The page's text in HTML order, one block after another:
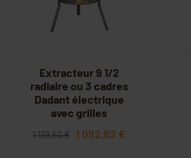
Extracteur 9 1/2
radiaire ou 3 cadres
Dadant électrique
avec grilles
1 139,60 € 1 082,62 €